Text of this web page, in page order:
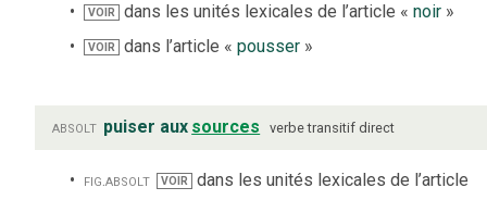
VOIR dans les unités lexicales de l’article «noir »
VOIR dans l’article «pousser »
absolt puiser aux sources verbe transitif direct
fig.absolt VOIR dans les unités lexicales de l’article